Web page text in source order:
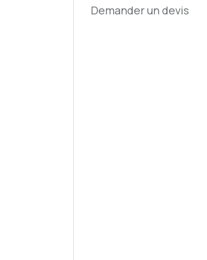
Demander un devis